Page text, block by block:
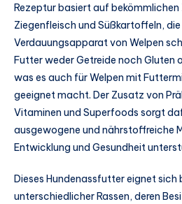
Rezeptur basiert auf
Ziegenfleisch und Süßkartoffeln, die
Verdauungsapparat von Welpen
Futter weder Getreide noch Gluten
was es auch für Welpen mit
geeignet macht. Der Zusatz von
Vitaminen und Superfoods sorgt
ausgewogene und nährstoffreiche
Entwicklung und Gesundheit
Dieses Hundenassfutter eignet sich
unterschiedlicher Rassen, deren